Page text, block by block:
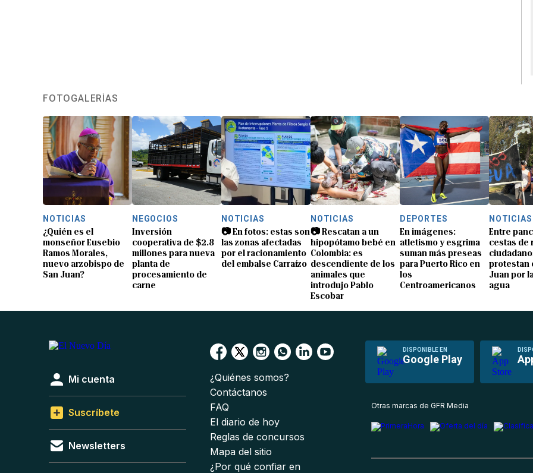
FOTOGALERÍAS
NOTICIAS
¿Quién es el
monseñor Eusebio
Ramos Morales,
nuevo arzobispo de
San Juan?
NEGOCIOS
Inversión
cooperativa de $2.8
millones para nueva
planta de
procesamiento de
carne
NOTICIAS
📷 En fotos: estas son
las zonas afectadas
por el racionamiento
del embalse Carraízo
NOTICIAS
📷 Rescatan a un
hipopótamo bebé en
Colombia: es
descendiente de los
animales que
introdujo Pablo
Escobar
DEPORTES
En imágenes:
atletismo y esgrima
suman más preseas
para Puerto Rico en
los
Centroamericanos
NOTICIAS
Entre
cestas de
protestan
Juan por
agua
DISPONIBLE EN
Google Play
Mi cuenta
Suscríbete
Newsletters
¿Quiénes somos?
Contáctanos
FAQ
El diario de hoy
Reglas de concursos
Mapa del sitio
¿Por qué confiar en
Otras marcas de GFR Media